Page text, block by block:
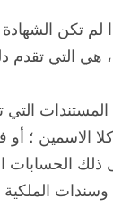
تكن الشهادة
هي التي تقدم
المستندات
الاسمين ؛ أو
ذلك
وسندات